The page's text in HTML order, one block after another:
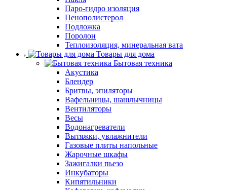
Паро-гидро изоляция
Пенополистерол
Подложка
Поролон
Теплоизоляция, минеральная вата
Товары для дома
Бытовая техника
Акустика
Блендер
Бритвы, эпиляторы
Вафельницы, шашлычницы
Вентиляторы
Весы
Водонагреватели
Вытяжки, увлажнители
Газовые плиты напольные
Жарочные шкафы
Зажигалки пьезо
Инкубаторы
Кипятильники